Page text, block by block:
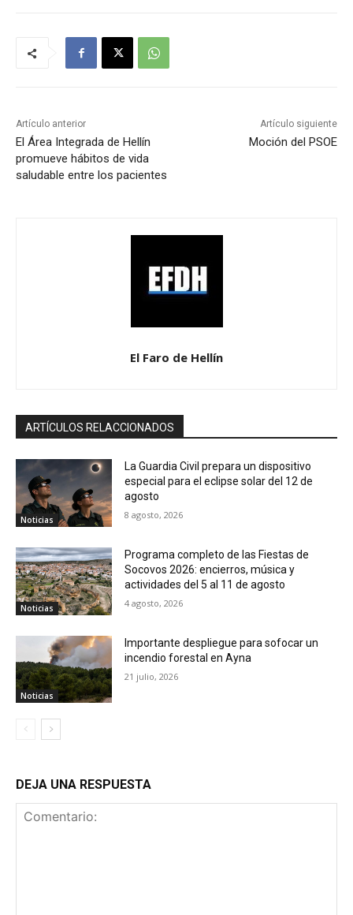
Artículo anterior
El Área Integrada de Hellín
promueve hábitos de vida
saludable entre los pacientes
Artículo siguiente
Moción del PSOE
El Faro de Hellín
ARTÍCULOS RELACCIONADOS
Noticias
La Guardia Civil prepara un dispositivo
especial para el eclipse solar del 12 de
agosto
8 agosto, 2026
Noticias
Programa completo de las Fiestas de
Socovos 2026: encierros, música y
actividades del 5 al 11 de agosto
4 agosto, 2026
Noticias
Importante despliegue para sofocar un
incendio forestal en Ayna
21 julio, 2026
DEJA UNA RESPUESTA